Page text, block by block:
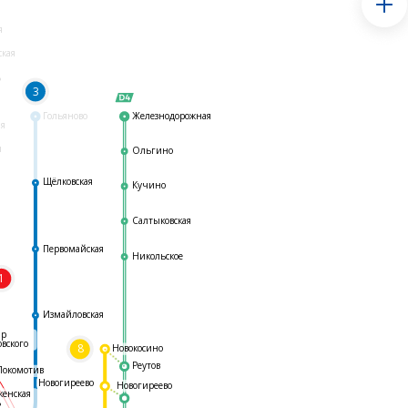
Гольяново
3
8
Железнодорожная
Ольгино
Кучино
Салтыковская
Никольское
Реутов
Измайловская
Первомайская
Щёлковская
Новогиреево
Новогиреево
Новокосино